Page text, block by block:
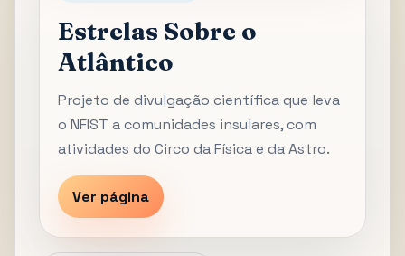
Estrelas Sobre o
Atlântico
Projeto de divulgação científica que leva
o NFIST a comunidades insulares, com
atividades do Circo da Física e da Astro.
Ver página